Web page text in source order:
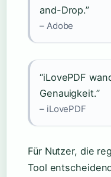
and-Drop.”
– Adobe
“iLovePDF
Genauigkeit.”
– iLovePDF
Für Nutzer, die
Tool